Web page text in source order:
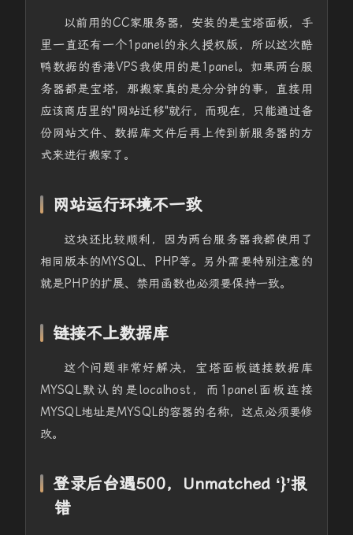
以前用的CC家服务器，安装的是宝塔面板，手
里一直还有一个1panel的永久授权版，所以这次酷
鸭数据的香港VPS我使用的是1panel。如果两台服
务器都是宝塔，那搬家真的是分分钟的事，直接用
应该商店里的"网站迁移"就行，而现在，只能通过备
份网站文件、数据库文件后再上传到新服务器的方
式来进行搬家了。
网站运行环境不一致
这块还比较顺利，因为两台服务器我都使用了
相同版本的MYSQL、PHP等。另外需要特别注意的
就是PHP的扩展、禁用函数也必须要保持一致。
链接不上数据库
这个问题非常好解决，宝塔面板链接数据库
MYSQL默认的是localhost，而1panel面板连接
MYSQL地址是MYSQL的容器的名称，这点必须要修
改。
登录后台遇500，Unmatched ‘}’报
错